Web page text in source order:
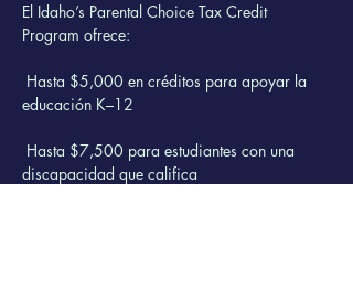
El Idaho’s Parental Choice Tax Credit
Program ofrece:
Hasta $5,000 en créditos para apoyar la
educación K–12
Hasta $7,500 para estudiantes con una
discapacidad que califica